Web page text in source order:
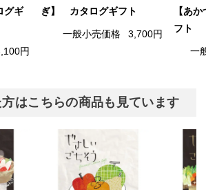
グギ
円
ぎ】 カタログギフト
一般小売価格 3,700円
【あ
フト
一
はこちらの商品も見ています